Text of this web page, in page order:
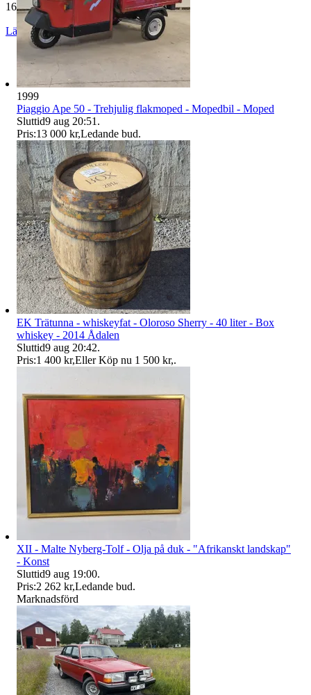
165 012 omdömen
Läs omdömen Följ
1999
Piaggio Ape 50 - Trehjulig flakmoped - Mopedbil - Moped
Sluttid9 aug 20:51 .
Pris:13 000 kr,Ledande bud.
EK Trätunna - whiskeyfat - Oloroso Sherry - 40 liter - Box
whiskey - 2014 Ådalen
Sluttid9 aug 20:42.
Pris:1 400 kr,Eller Köp nu 1 500 kr,.
XII - Malte Nyberg-Tolf - Olja på duk - "Afrikanskt landskap"
- Konst
Sluttid9 aug 19:00.
Pris:2 262 kr,Ledande bud.
Marknadsförd